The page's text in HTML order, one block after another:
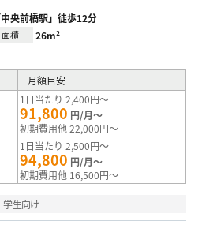
央前橋駅」徒歩12分
面積 26m²
月額目安
1日当たり 2,400円～
91,800 円/月～
初期費用他 22,000円～
1日当たり 2,500円～
94,800 円/月～
初期費用他 16,500円～
学生向け